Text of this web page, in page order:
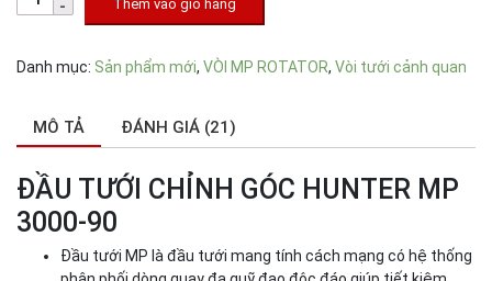
Thêm vào giỏ hàng
Danh mục: Sản phẩm mới, VÒI MP ROTATOR, Vòi tưới cảnh quan
MÔ TẢ ĐÁNH GIÁ (21)
ĐẦU TƯỚI CHỈNH GÓC HUNTER MP
3000-90
Đầu tưới MP là đầu tưới mang tính cách mạng có hệ thống